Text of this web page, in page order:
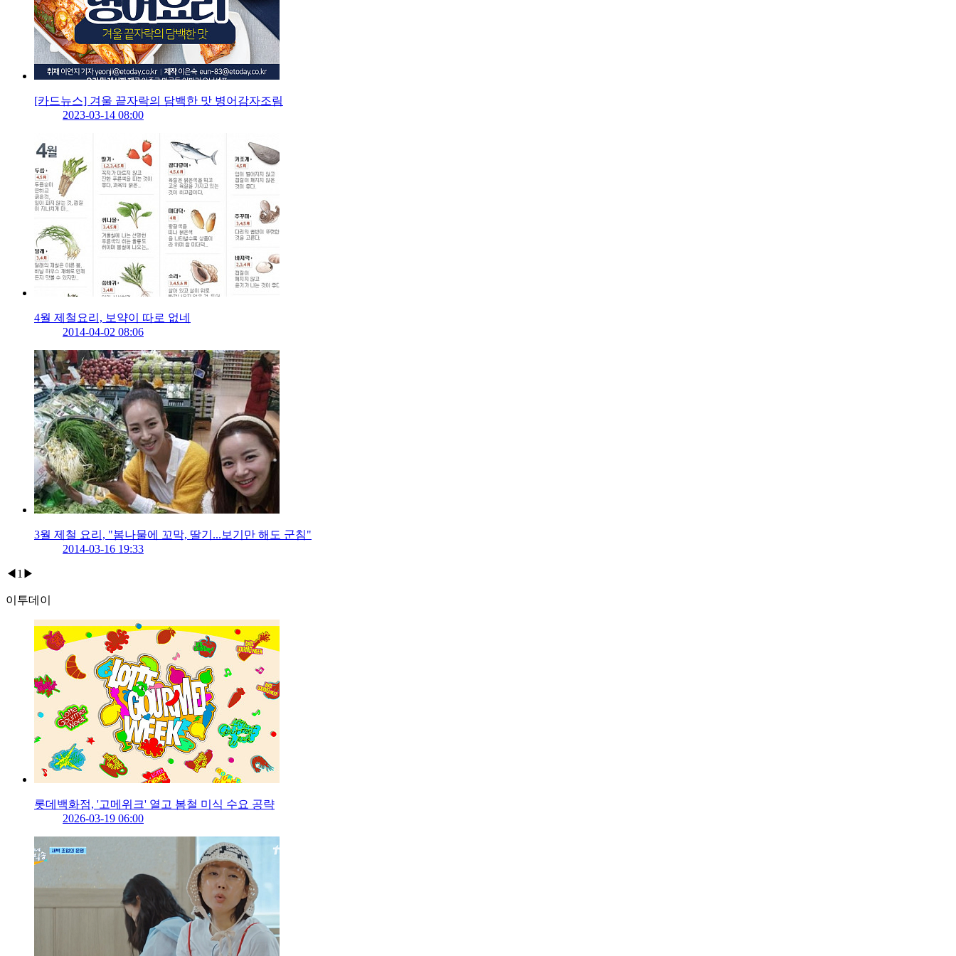
[카드뉴스] 겨울 끝자락의 담백한 맛 병어감자조림
2023-03-14 08:00
4월 제철요리, 보약이 따로 없네
2014-04-02 08:06
3월 제철 요리, "봄나물에 꼬막, 딸기...보기만 해도 군침"
2014-03-16 19:33
◀ 1 ▶
이투데이
롯데백화점, '고메위크' 열고 봄철 미식 수요 공략
2026-03-19 06:00